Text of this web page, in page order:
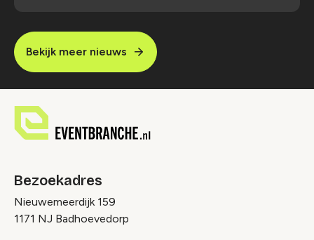
Bekijk meer nieuws
Bezoekadres
Nieuwemeerdijk 159
1171 NJ Badhoevedorp